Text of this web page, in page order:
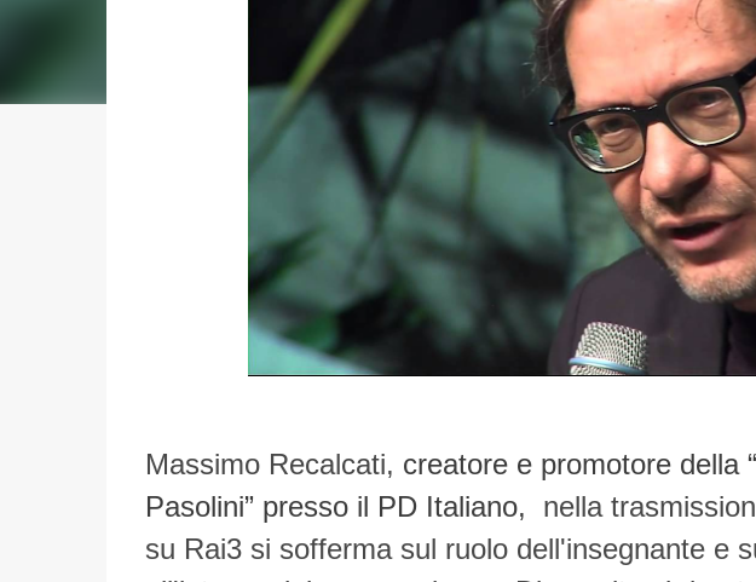
Massimo Recalcati, creatore e promotore della
Pasolini” presso il PD Italiano, nella
su Rai3 si sofferma sul ruolo dell'insegnante e